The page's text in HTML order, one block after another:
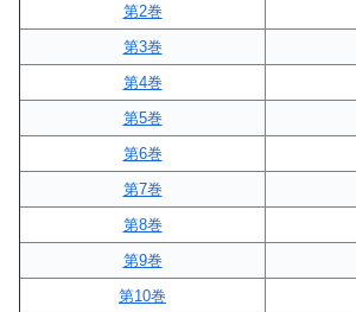
第2巻
第3巻
第4巻
第5巻
第6巻
第7巻
第8巻
第9巻
第10巻